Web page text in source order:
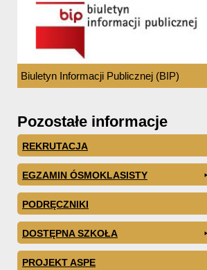
Biuletyn Informacji Publicznej (BIP)
Pozostałe informacje
REKRUTACJA
EGZAMIN ÓSMOKLASISTY
PODRĘCZNIKI
DOSTĘPNA SZKOŁA
PROJEKT ASPE